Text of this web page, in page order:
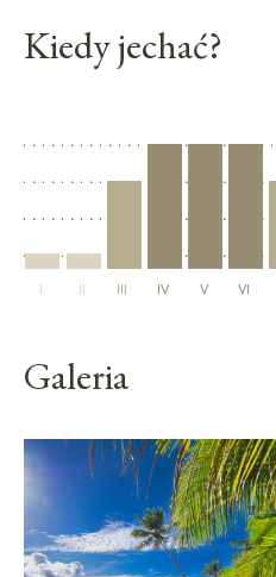
−
Kiedy jechać?
I II III IV V VI
Galeria